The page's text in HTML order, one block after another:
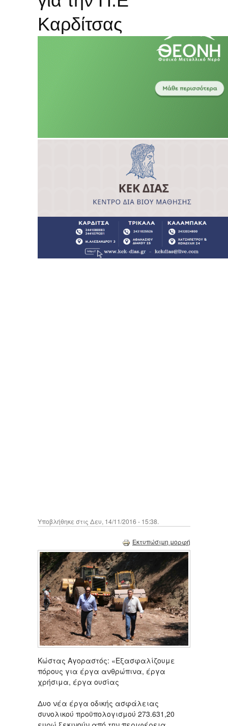
Καρδίτσας
Υποβλήθηκε στις Δευ, 14/11/2016 - 15:38.
Εκτυπώσιμη μορφή
Κώστας Αγοραστός: «Εξασφαλίζουμε
πόρους για έργα ανθρώπινα, έργα
χρήσιμα, έργα ουσίας
Δυο νέα έργα οδικής ασφάλειας
συνολικού προϋπολογισμού 273.631,20